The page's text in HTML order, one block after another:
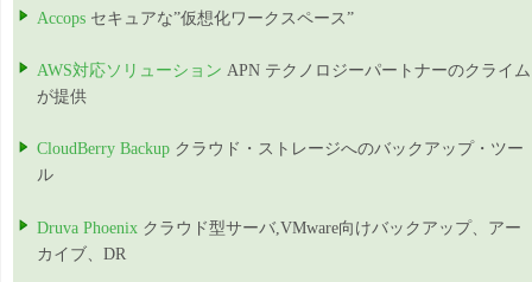
Accops セキュアな”仮想化ワークスペース”
AWS対応ソリューション APN テクノロジーパートナーのクライム
が提供
CloudBerry Backup クラウド・ストレージへのバックアップ・ツー
ル
Druva Phoenix クラウド型サーバ,VMware向けバックアップ、アー
カイブ、DR